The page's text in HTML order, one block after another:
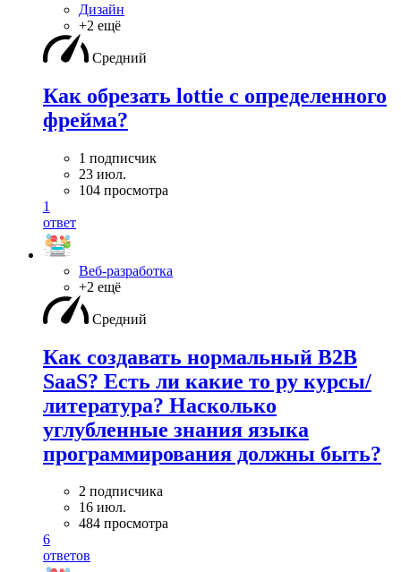
Дизайн
+2 ещё
Средний
Как обрезать lottie с определенного
фрейма?
1 подписчик
23 июл.
104 просмотра
1
ответ
Веб-разработка
+2 ещё
Средний
Как создавать нормальный B2B
SaaS? Есть ли какие то ру курсы/
литература? Насколько
углубленные знания языка
программирования должны быть?
2 подписчика
16 июл.
484 просмотра
6
ответов